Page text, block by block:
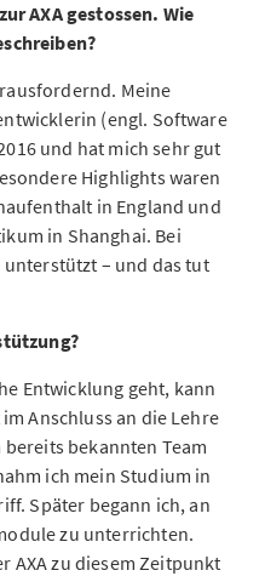
AXA gestossen. Wie
Meine
(engl. Software
und hat mich sehr gut
Highlights waren
in England und
in Shanghai. Bei
unterstützt – und das tut
Entwicklung geht, kann
Anschluss an die Lehre
bekannten Team
ich mein Studium in
Später begann ich, an
zu unterrichten.
AXA zu diesem Zeitpunkt